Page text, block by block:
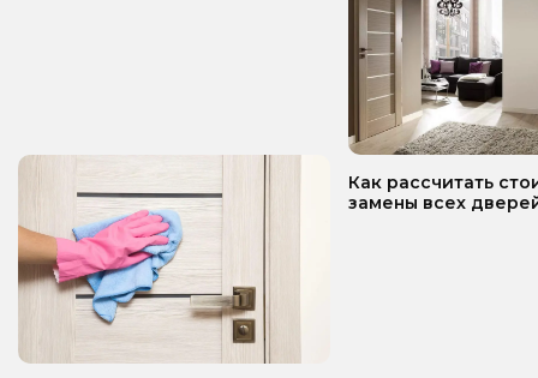
Как рассчитать
замены всех